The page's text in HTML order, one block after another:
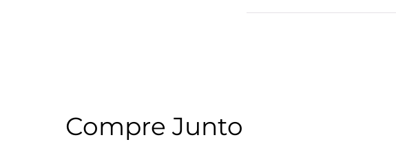
Compre Junto